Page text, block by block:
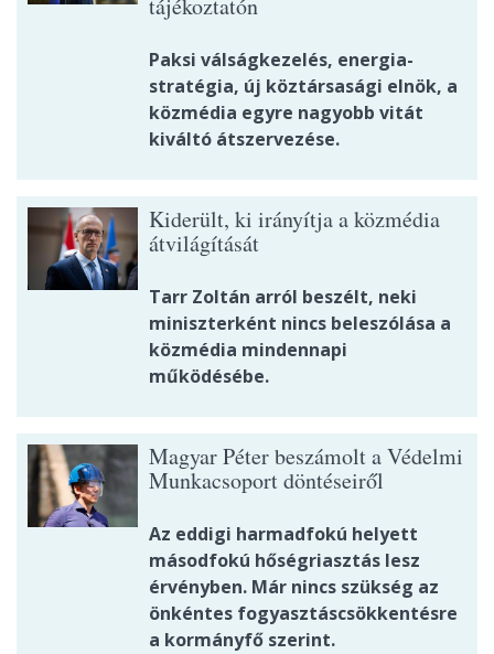
tájékoztatón
Paksi válságkezelés, energia-
stratégia, új köztársasági elnök, a
közmédia egyre nagyobb vitát
kiváltó átszervezése.
Kiderült, ki irányítja a közmédia
átvilágítását
Tarr Zoltán arról beszélt, neki
miniszterként nincs beleszólása a
közmédia mindennapi
működésébe.
Magyar Péter beszámolt a Védelmi
Munkacsoport döntéseiről
Az eddigi harmadfokú helyett
másodfokú hőségriasztás lesz
érvényben. Már nincs szükség az
önkéntes fogyasztáscsökkentésre
a kormányfő szerint.